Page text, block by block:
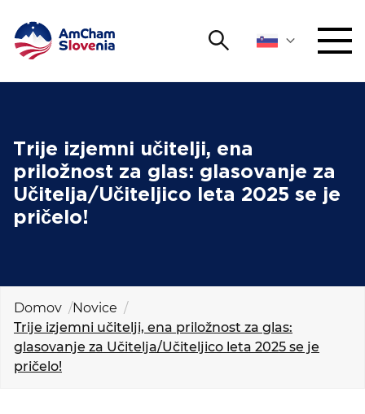
Išči
ZAGOVORNIŠTVO
AmCham YOUNG Open
ČLANSTVO
O NAS
KOLEDAR DOGODKOV
Trije izjemni učitelji, ena
priložnost za glas: glasovanje za
Učitelja/Učiteljico leta 2025 se je
pričelo!
Domov
Novice
Trije izjemni učitelji, ena priložnost za glas:
glasovanje za Učitelja/Učiteljico leta 2025 se je
pričelo!